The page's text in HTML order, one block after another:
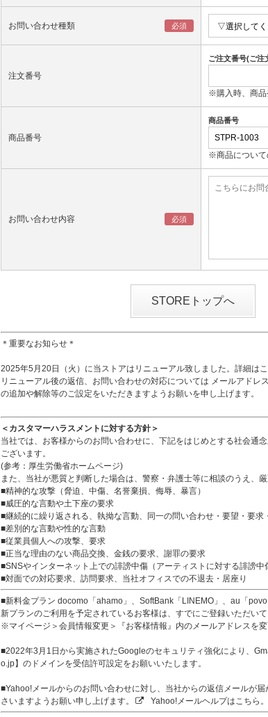
お問い合わせ種類
注文番号
ご注文番号(ご注
※購入時、商品
商品番号
商品番号
※商品について
お問い合わせ内容
STOREトップへ
＊重要なお知らせ＊
2025年5月20日（火）に当ストアはリニューアル致しました。詳細は
リニューアル後の返信、お問い合わせの対応については メールアドレ
の追加や解除等のご設定をいただきますようお願いを申し上げます。
＜カスタマーハラスメントに対する方針＞
当社では、お客様からのお問い合わせに、下記をはじめとする社会通
ございます。
(参考： 厚生労働省ホームページ)
また、当社が悪質と判断した場合は、警察・弁護士等に相談のうえ、厳
■精神的な攻撃（脅迫、中傷、名誉棄損、侮辱、暴言）
■威圧的な言動や土下座の要求
■継続的に繰り返される、執拗な言動、同一の問い合わせ・要望・要
■差別的な言動や性的な言動
■従業員個人への攻撃、要求
■正当な理由のない商品交換、金銭の要求、謝罪の要求
■SNSやインターネット上での誹謗中傷（アーティストに対する誹謗
■対面での対応要求、訪問要求、当社オフィスでの不退去・居座り
■新料金プラン docomo「ahamo」、SoftBank「LINEMO」、au「
新プランのご利用を予定されているお客様は、すでにご登録いただい
※マイページ＞会員情報変更＞『お客様情報』内のメールアドレスを変
■2022年3月1日から実施されたGoogleのセキュリティ強化により、
o.jp】のドメインを受信許可設定をお願いいたします。
■Yahoo!メールからのお問い合わせに対し、当社からの返信メールが
さいますようお願い申し上げます。
Yahoo!メールヘルプはこちら。